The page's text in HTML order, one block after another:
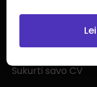
Ieškantiems darbo
Visi darbo
Sukurti savo CV